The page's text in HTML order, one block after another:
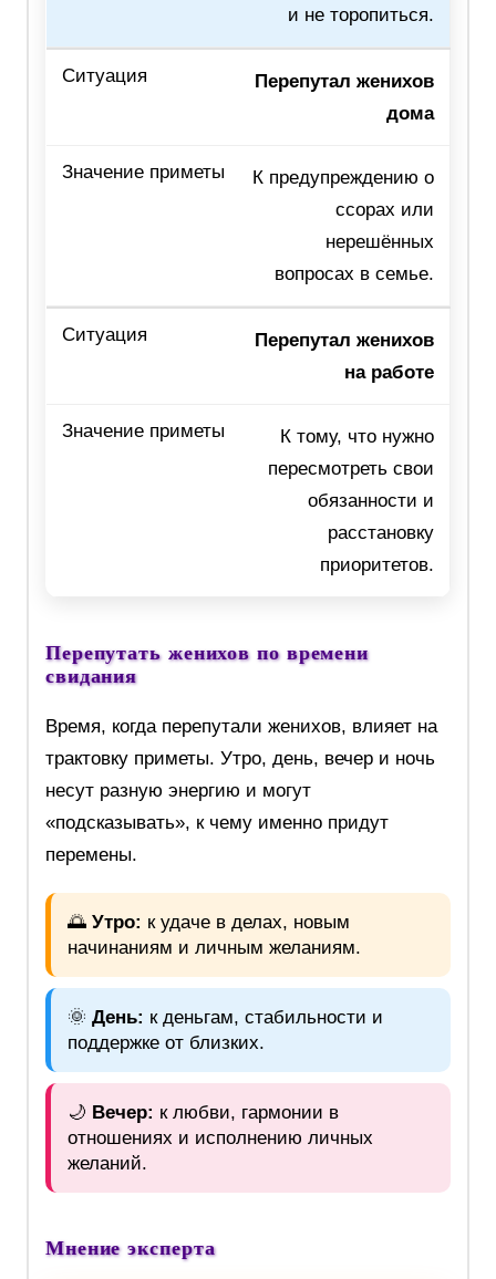
и не торопиться.
Перепутал женихов
дома
К предупреждению о
ссорах или
нерешённых
вопросах в семье.
Перепутал женихов
на работе
К тому, что нужно
пересмотреть свои
обязанности и
расстановку
приоритетов.
Перепутать женихов по времени
свидания
Время, когда перепутали женихов, влияет на
трактовку приметы. Утро, день, вечер и ночь
несут разную энергию и могут
«подсказывать», к чему именно придут
перемены.
🌅 Утро: к удаче в делах, новым
начинаниям и личным желаниям.
🌞 День: к деньгам, стабильности и
поддержке от близких.
🌙 Вечер: к любви, гармонии в
отношениях и исполнению личных
желаний.
Мнение эксперта